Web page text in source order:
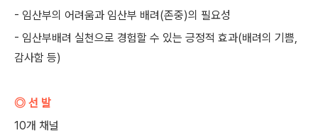
- 임산부의 어려움과 임산부 배려(존중)의 필요성
- 임산부배려 실천으로 경험할 수 있는 긍정적 효과(배려의 기쁨,
감사함 등)
◎ 선 발
10개 채널